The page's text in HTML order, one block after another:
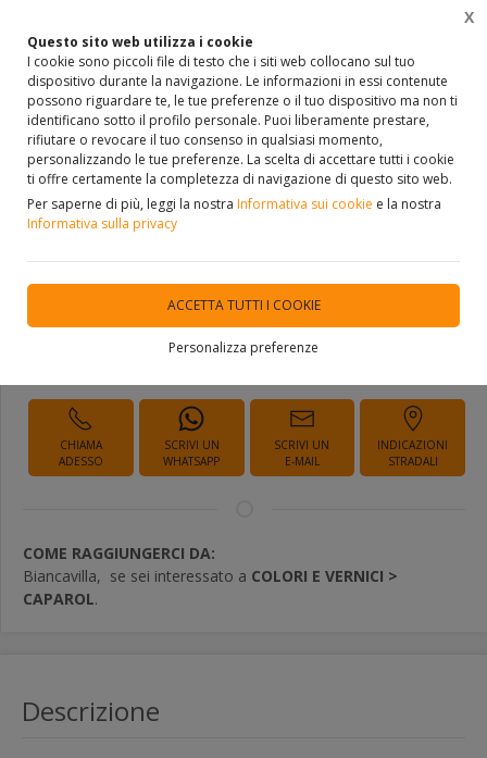
Questo sito web utilizza i cookie
I cookie sono piccoli file di testo che i siti web collocano sul tuo
dispositivo durante la navigazione. Le informazioni in essi contenute
possono riguardare te, le tue preferenze o il tuo dispositivo ma non ti
identificano sotto il profilo personale. Puoi liberamente prestare,
rifiutare o revocare il tuo consenso in qualsiasi momento,
personalizzando le tue preferenze. La scelta di accettare tutti i cookie
ti offre certamente la completezza di navigazione di questo sito web.
Per saperne di più, leggi la nostra Informativa sui cookie e la nostra
Informativa sulla privacy
ACCETTA TUTTI I COOKIE
Personalizza preferenze
X
Home VETRINA COLORI E VERNICI CAPAROL
Fondo fine di collegamento per
esterni e interni Caparol
Putzgrund
DISPONIBILITÀ IMMEDIATA
CHIAMA
ADESSO
SCRIVI UN
WHATSAPP
SCRIVI UN
E-MAIL
INDICAZIONI
STRADALI
COME RAGGIUNGERCI DA:
Biancavilla, se sei interessato a COLORI E VERNICI >
CAPAROL.
Descrizione